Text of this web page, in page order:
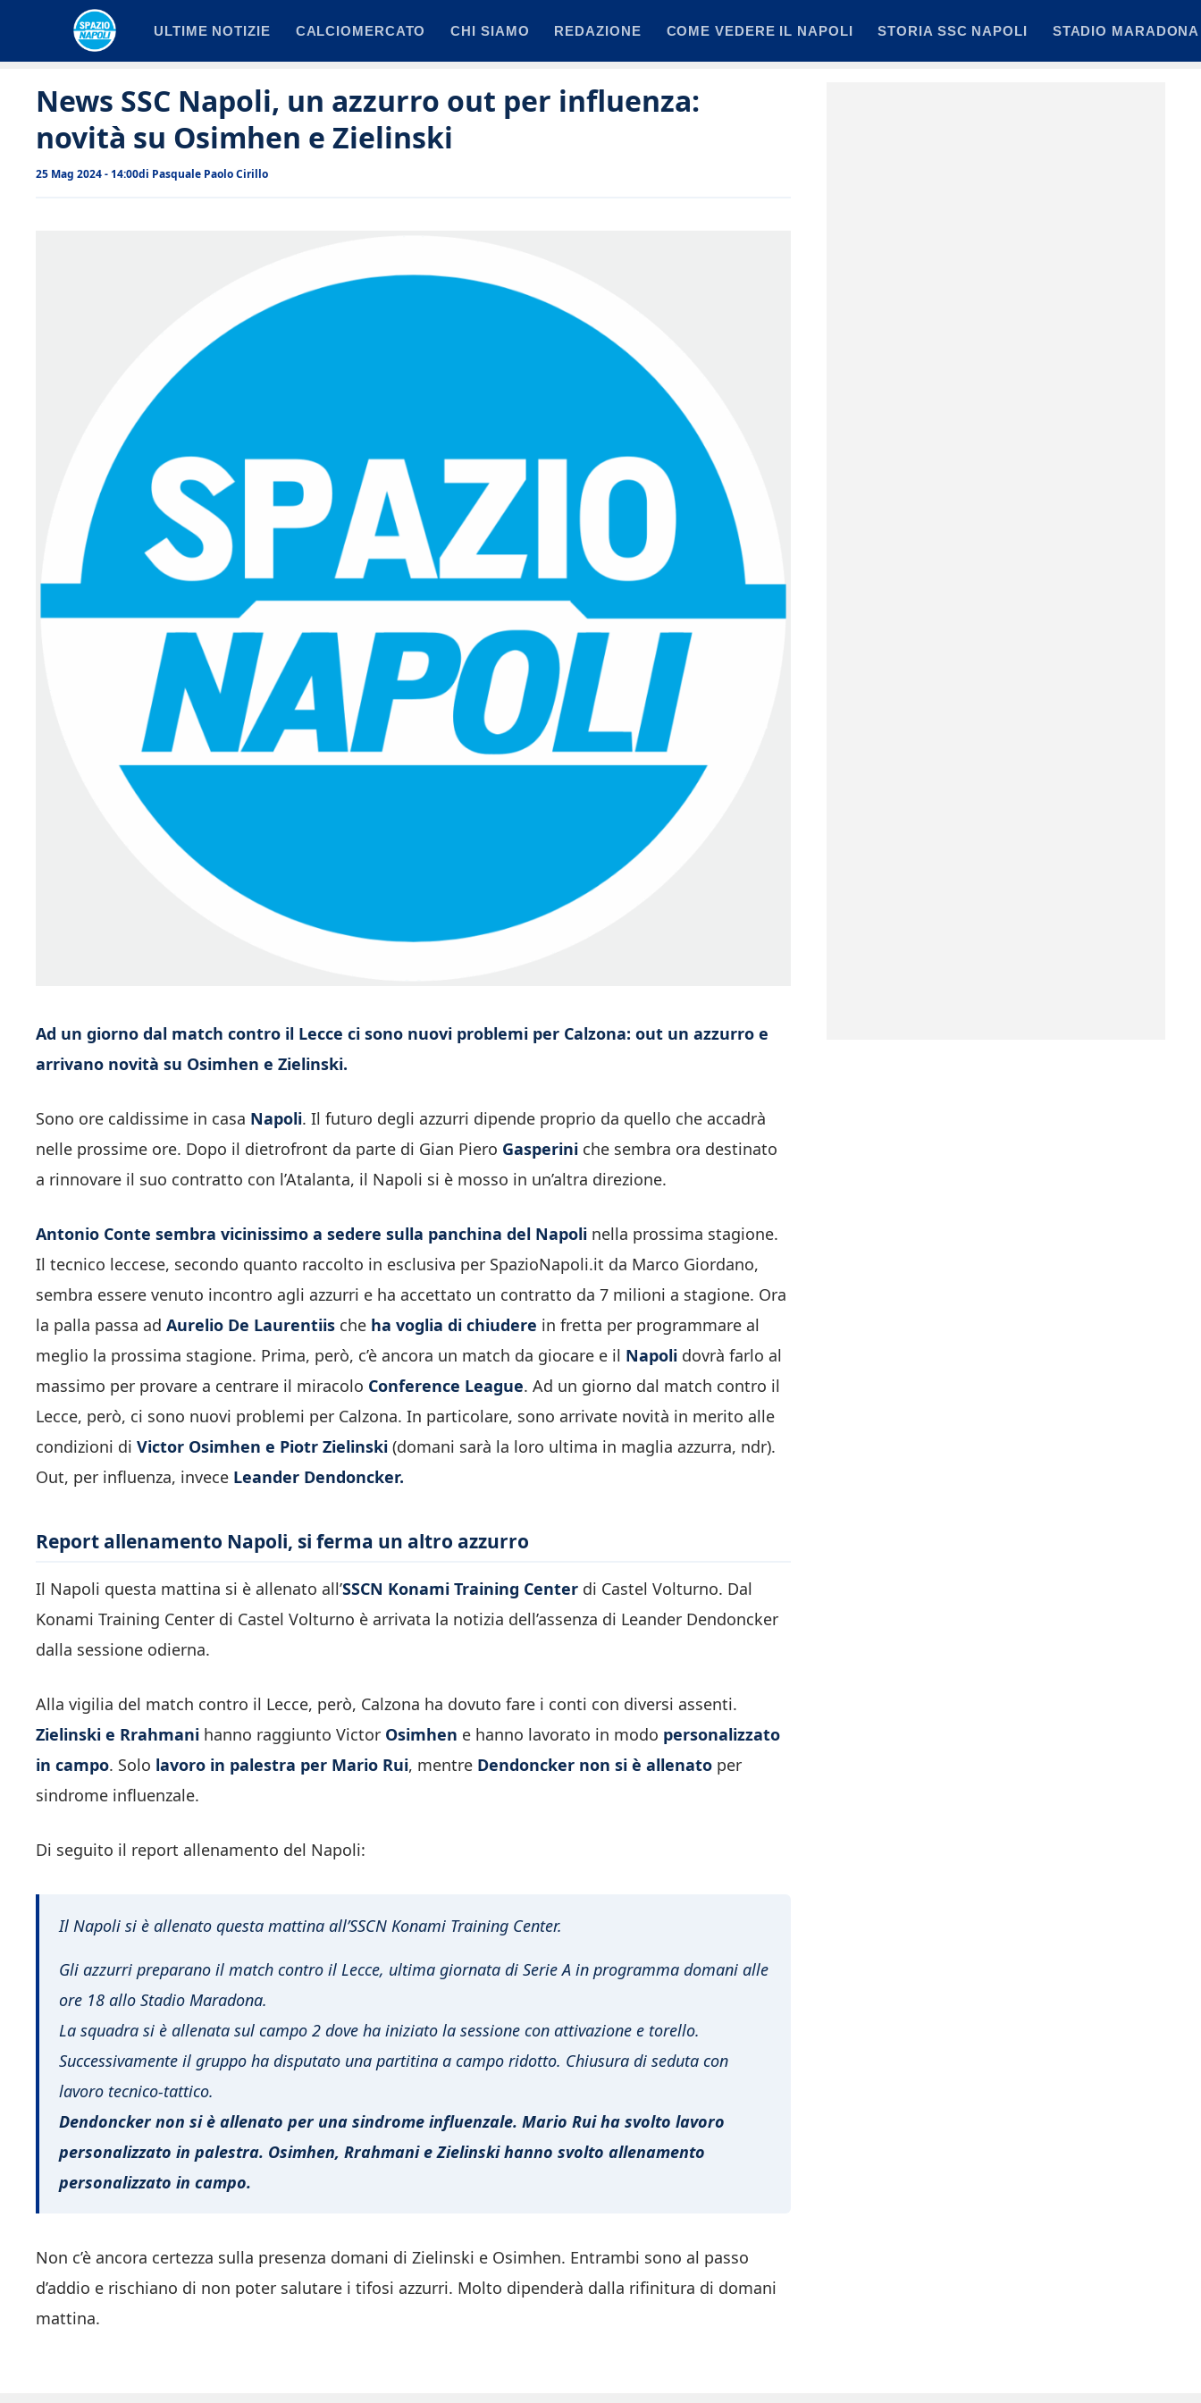
ULTIME NOTIZIE CALCIOMERCATO CHI SIAMO REDAZIONE COME VEDERE IL NAPOLI STORIA SSC NAPOLI STADIO MARADONA
News SSC Napoli, un azzurro out per influenza:
novità su Osimhen e Zielinski
25 Mag 2024 - 14:00di Pasquale Paolo Cirillo
Ad un giorno dal match contro il Lecce ci sono nuovi problemi per Calzona: out un azzurro e
arrivano novità su Osimhen e Zielinski.
Sono ore caldissime in casa Napoli. Il futuro degli azzurri dipende proprio da quello che accadrà
nelle prossime ore. Dopo il dietrofront da parte di Gian Piero Gasperini che sembra ora destinato
a rinnovare il suo contratto con l’Atalanta, il Napoli si è mosso in un’altra direzione.
Antonio Conte sembra vicinissimo a sedere sulla panchina del Napoli nella prossima stagione.
Il tecnico leccese, secondo quanto raccolto in esclusiva per SpazioNapoli.it da Marco Giordano,
sembra essere venuto incontro agli azzurri e ha accettato un contratto da 7 milioni a stagione. Ora
la palla passa ad Aurelio De Laurentiis che ha voglia di chiudere in fretta per programmare al
meglio la prossima stagione. Prima, però, c’è ancora un match da giocare e il Napoli dovrà farlo al
massimo per provare a centrare il miracolo Conference League. Ad un giorno dal match contro il
Lecce, però, ci sono nuovi problemi per Calzona. In particolare, sono arrivate novità in merito alle
condizioni di Victor Osimhen e Piotr Zielinski (domani sarà la loro ultima in maglia azzurra, ndr).
Out, per influenza, invece Leander Dendoncker.
Report allenamento Napoli, si ferma un altro azzurro
Il Napoli questa mattina si è allenato all’SSCN Konami Training Center di Castel Volturno. Dal
Konami Training Center di Castel Volturno è arrivata la notizia dell’assenza di Leander Dendoncker
dalla sessione odierna.
Alla vigilia del match contro il Lecce, però, Calzona ha dovuto fare i conti con diversi assenti.
Zielinski e Rrahmani hanno raggiunto Victor Osimhen e hanno lavorato in modo personalizzato
in campo. Solo lavoro in palestra per Mario Rui, mentre Dendoncker non si è allenato per
sindrome influenzale.
Di seguito il report allenamento del Napoli:
Il Napoli si è allenato questa mattina all’SSCN Konami Training Center.
Gli azzurri preparano il match contro il Lecce, ultima giornata di Serie A in programma domani alle
ore 18 allo Stadio Maradona.
La squadra si è allenata sul campo 2 dove ha iniziato la sessione con attivazione e torello.
Successivamente il gruppo ha disputato una partitina a campo ridotto. Chiusura di seduta con
lavoro tecnico-tattico.
Dendoncker non si è allenato per una sindrome influenzale. Mario Rui ha svolto lavoro
personalizzato in palestra. Osimhen, Rrahmani e Zielinski hanno svolto allenamento
personalizzato in campo.
Non c’è ancora certezza sulla presenza domani di Zielinski e Osimhen. Entrambi sono al passo
d’addio e rischiano di non poter salutare i tifosi azzurri. Molto dipenderà dalla rifinitura di domani
mattina.